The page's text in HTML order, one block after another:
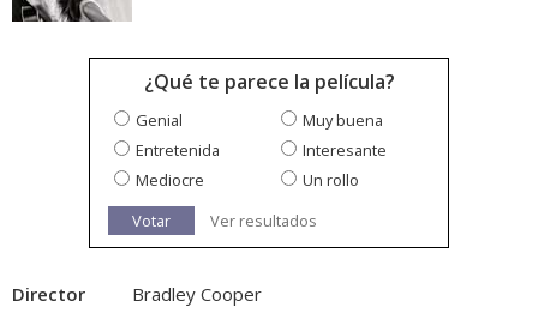
¿Qué te parece la película?
Genial
Muy buena
Entretenida
Interesante
Mediocre
Un rollo
Votar
Ver resultados
Director
Bradley Cooper